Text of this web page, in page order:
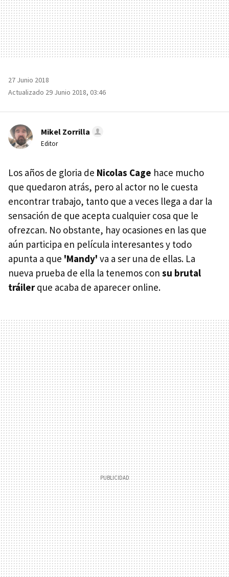
27 Junio 2018
Actualizado 29 Junio 2018, 03:46
Mikel Zorrilla
Editor
Los años de gloria de Nicolas Cage hace mucho
que quedaron atrás, pero al actor no le cuesta
encontrar trabajo, tanto que a veces llega a dar la
sensación de que acepta cualquier cosa que le
ofrezcan. No obstante, hay ocasiones en las que
aún participa en película interesantes y todo
apunta a que 'Mandy' va a ser una de ellas. La
nueva prueba de ella la tenemos con su brutal
tráilerque acaba de aparecer online.